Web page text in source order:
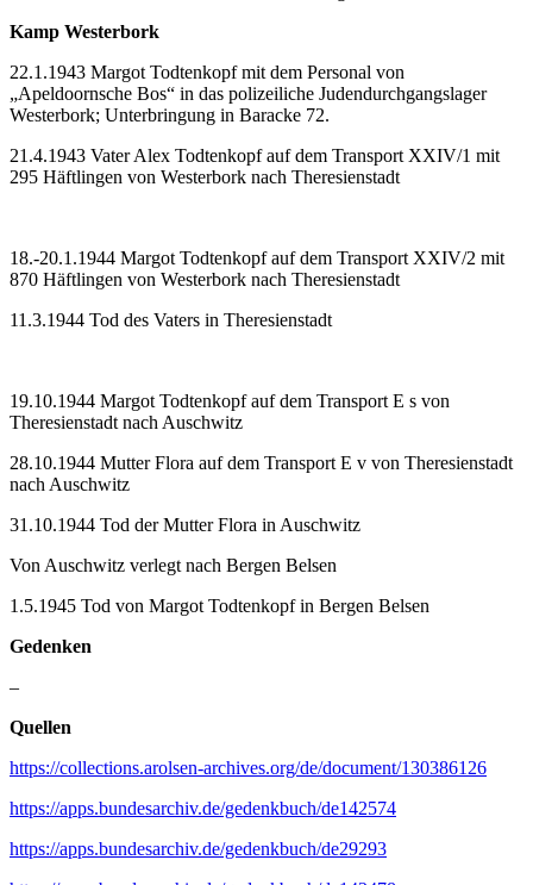
Kamp Westerbork
22.1.1943 Margot Todtenkopf mit dem Personal von
„Apeldoornsche Bos“ in das polizeiliche Judendurchgangslager
Westerbork; Unterbringung in Baracke 72.
21.4.1943 Vater Alex Todtenkopf auf dem Transport XXIV/1 mit
295 Häftlingen von Westerbork nach Theresienstadt
18.-20.1.1944 Margot Todtenkopf auf dem Transport XXIV/2 mit
870 Häftlingen von Westerbork nach Theresienstadt
11.3.1944 Tod des Vaters in Theresienstadt
19.10.1944 Margot Todtenkopf auf dem Transport E s von
Theresienstadt nach Auschwitz
28.10.1944 Mutter Flora auf dem Transport E v von Theresienstadt
nach Auschwitz
31.10.1944 Tod der Mutter Flora in Auschwitz
Von Auschwitz verlegt nach Bergen Belsen
1.5.1945 Tod von Margot Todtenkopf in Bergen Belsen
Gedenken
–
Quellen
https://collections.arolsen-archives.org/de/document/130386126
https://apps.bundesarchiv.de/gedenkbuch/de142574
https://apps.bundesarchiv.de/gedenkbuch/de29293